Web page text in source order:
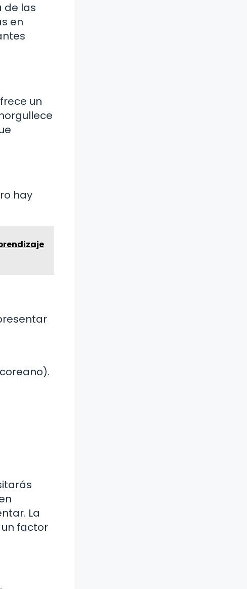
de las
en
un
hay
La
factor